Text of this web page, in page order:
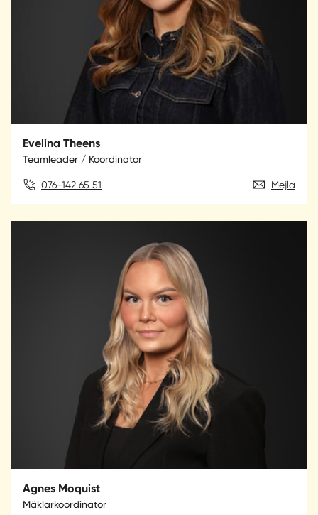
Evelina Theens
Teamleader / Koordinator
076-142 65 51 Mejla
Agnes Moquist
Mäklarkoordinator